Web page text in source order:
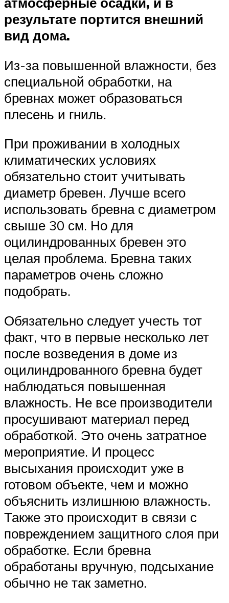
результате портится внешний
вид дома.
Из-за повышенной влажности, без
специальной обработки, на
бревнах может образоваться
плесень и гниль.
При проживании в холодных
климатических условиях
обязательно стоит учитывать
диаметр бревен. Лучше всего
использовать бревна с диаметром
свыше 30 см. Но для
оцилиндрованных бревен это
целая проблема. Бревна таких
параметров очень сложно
подобрать.
Обязательно следует учесть тот
факт, что в первые несколько лет
после возведения в доме из
оцилиндрованного бревна будет
наблюдаться повышенная
влажность. Не все производители
просушивают материал перед
обработкой. Это очень затратное
мероприятие. И процесс
высыхания происходит уже в
готовом объекте, чем и можно
объяснить излишнюю влажность.
Также это происходит в связи с
повреждением защитного слоя при
обработке. Если бревна
обработаны вручную, подсыхание
обычно не так заметно.